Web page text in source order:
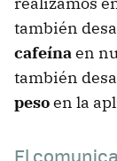
también
cafeínaen
también
pesoen la
El